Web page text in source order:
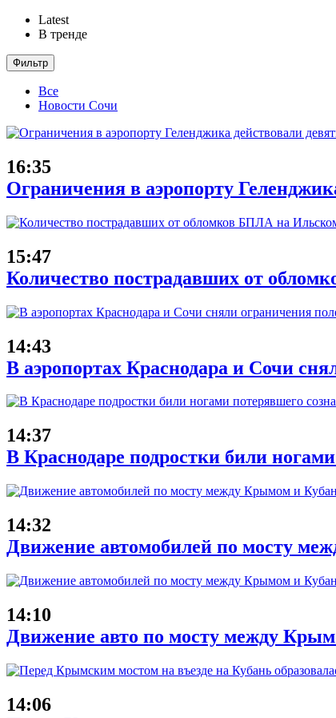
Latest
В тренде
Фильтр
Все
Новости Сочи
16:35
Ограничения в аэропорту
15:47
Количество пострадавших от
14:43
В аэропортах Краснодара и Сочи
14:37
В Краснодаре подростки били
14:32
Движение автомобилей по мосту
14:10
Движение авто по мосту между
14:06